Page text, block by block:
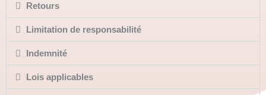
Retours
Limitation de responsabilité
Indemnité
Lois applicables